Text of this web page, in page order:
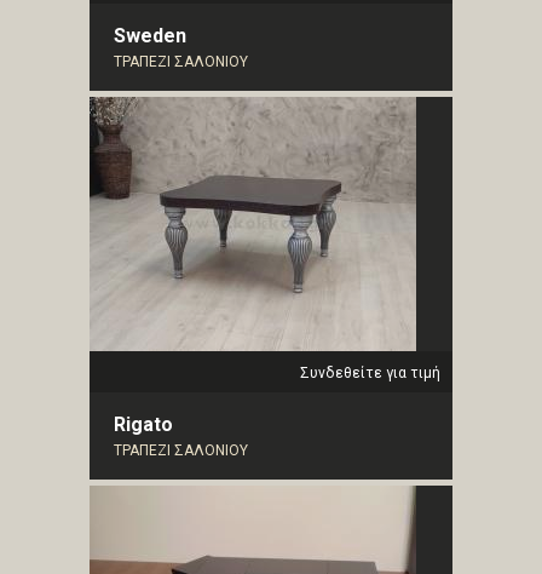
Sweden
ΤΡΑΠΕΖΙ ΣΑΛΟΝΙΟΥ
Συνδεθείτε για τιμή
Rigato
ΤΡΑΠΕΖΙ ΣΑΛΟΝΙΟΥ